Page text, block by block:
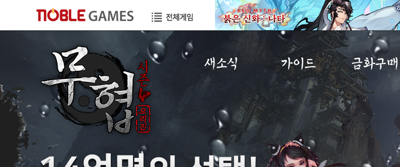
새소식
GM노트
GM TIP
가이드
초보자가이드
게임소개
아이템확률
금화구매
금화구매
구매내역
MP교환소